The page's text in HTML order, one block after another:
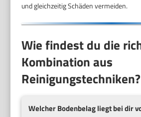
und gleichzeitig Schäden vermeiden.
Wie findest du die
Kombination aus
Reinigungstechniken?
Welcher Bodenbelag liegt bei dir